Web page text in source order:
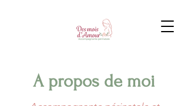
A propos de moi